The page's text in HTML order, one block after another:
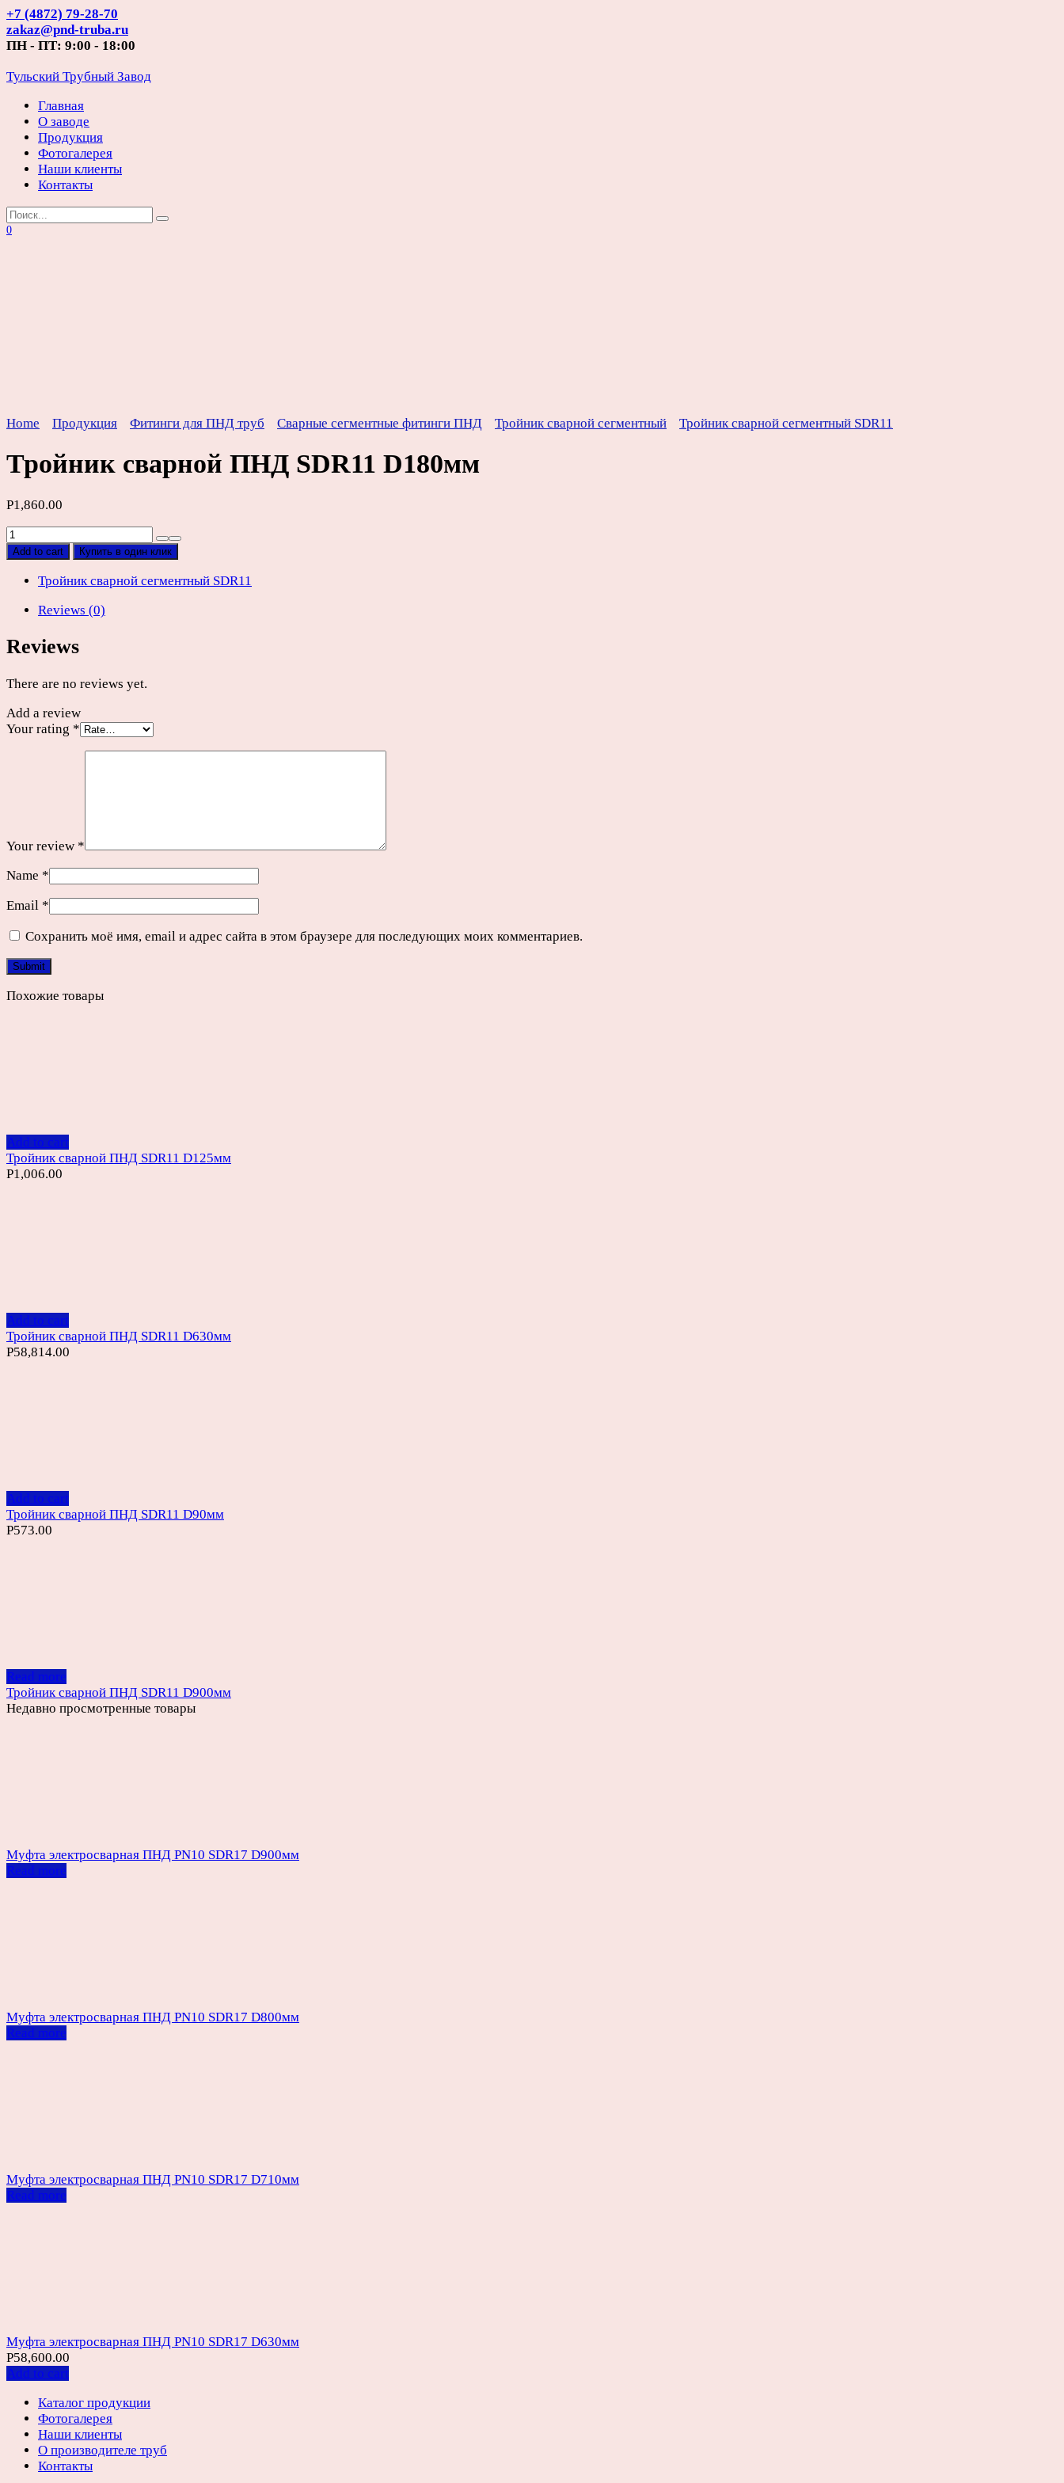
Перейти
к
содержанию
+7 (4872) 79-28-70
zakaz@pnd-truba.ru
ПН - ПТ: 9:00 - 18:00
Тульский Трубный Завод
Главная
О заводе
Продукция
Фотогалерея
Наши клиенты
Контакты
Search
for:
0
Home Продукция Фитинги для ПНД труб Сварные сегментные фитинги ПНД Тройник сварной сегментный Тройник сварной сегментный SDR11
Тройник сварной ПНД SDR11 D180мм
Р1,860.00
Тройник
сварной
SDR11
quantity
Add to cart Купить в один клик
Тройник сварной сегментный SDR11
Reviews (0)
Reviews
There are no reviews yet.
Add a review
Your rating *
Your review *
Name *
Email *
Сохранить моё имя, email и адрес сайта в этом браузере для последующих моих комментариев.
Похожие товары
Add to cart
Тройник сварной ПНД SDR11 D125мм
Р1,006.00
Add to cart
Тройник сварной ПНД SDR11 D630мм
Р58,814.00
Add to cart
Тройник сварной ПНД SDR11 D90мм
Р573.00
Read more
Тройник сварной ПНД SDR11 D900мм
Недавно просмотренные товары
Муфта электросварная ПНД PN10 SDR17 D900мм
Read more
Муфта электросварная ПНД PN10 SDR17 D800мм
Read more
Муфта электросварная ПНД PN10 SDR17 D710мм
Read more
Муфта электросварная ПНД PN10 SDR17 D630мм
Р58,600.00
Add to cart
Каталог продукции
Фотогалерея
Наши клиенты
О производителе труб
Контакты